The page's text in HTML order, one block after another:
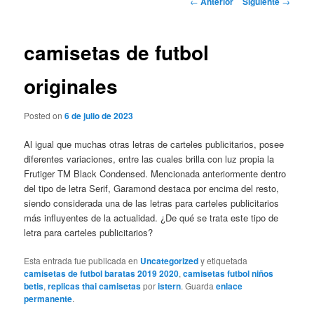
camisetas de futbol
originales
Posted on6 de julio de 2023
Al igual que muchas otras letras de carteles publicitarios, posee
diferentes variaciones, entre las cuales brilla con luz propia la
Frutiger TM Black Condensed. Mencionada anteriormente dentro
del tipo de letra Serif, Garamond destaca por encima del resto,
siendo considerada una de las letras para carteles publicitarios
más influyentes de la actualidad. ¿De qué se trata este tipo de
letra para carteles publicitarios?
Esta entrada fue publicada en Uncategorizedy etiquetada
camisetas de futbol baratas 2019 2020,camisetas futbol niños
betis,replicas thai camisetasporistern. Guardaenlace
permanente.